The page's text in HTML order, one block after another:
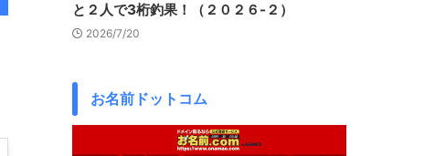
と２人で3桁釣果！（２０２６-２）
2026/7/20
お名前ドットコム